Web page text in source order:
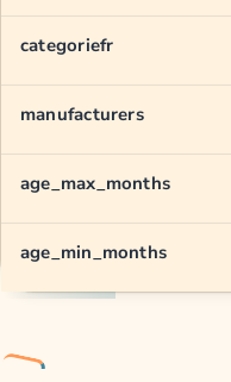
categoriefr
manufacturers
age_max_months
age_min_months